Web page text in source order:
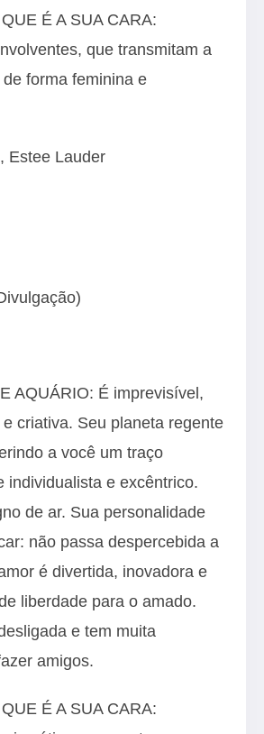
É A SUA CARA:
que transmitam a
forma feminina e
Estee Lauder
AQUÁRIO: É imprevisível,
criativa. Seu planeta regente
a você um traço
individualista e excêntrico.
de ar. Sua personalidade
não passa despercebida a
é divertida, inovadora e
liberdade para o amado.
e tem muita
amigos.
É A SUA CARA: